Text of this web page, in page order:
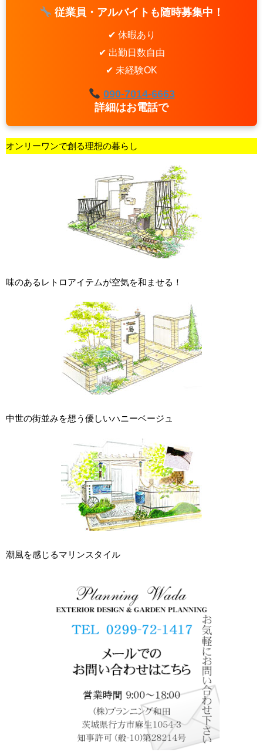
従業員・アルバイトも随時募集中！
✔ 休暇あり
✔ 出勤日数自由
✔ 未経験OK
090-7014-6663
詳細はお電話で
オンリーワンで創る理想の暮らし
味のあるレトロアイテムが空気を和ませる！
中世の街並みを想う優しいハニーベージュ
潮風を感じるマリンスタイル